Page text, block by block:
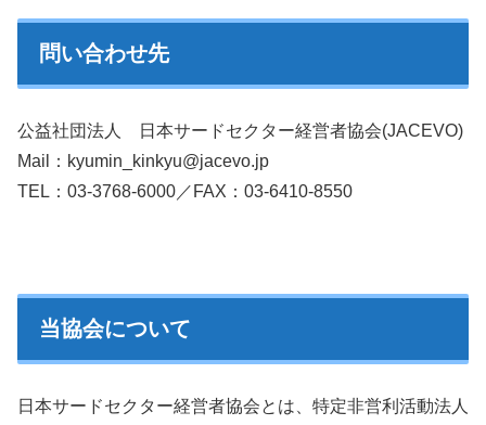
問い合わせ先
公益社団法人 日本サードセクター経営者協会(JACEVO)
Mail：kyumin_kinkyu@jacevo.jp
TEL：03-3768-6000／FAX：03-6410-8550
当協会について
日本サードセクター経営者協会とは、特定非営利活動法人